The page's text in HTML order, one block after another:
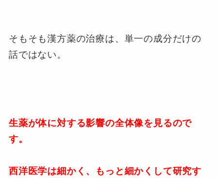
そもそも漢方薬の治療は、単一の成分だけの
話ではない。
生薬が体に対する影響の全体像を見るので
す。
西洋医学は細かく、もっと細かくして研究す